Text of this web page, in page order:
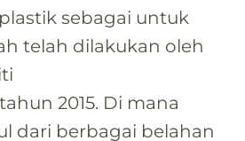
sebagai untuk
telah dilakukan oleh
2015. Di mana
dari berbagai belahan